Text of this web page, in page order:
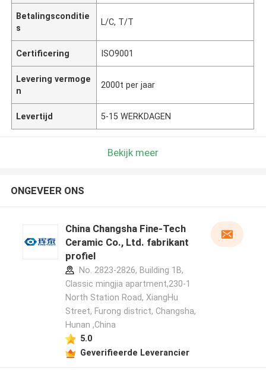
Betalingsconditie
s
L/C, T/T
Certificering ISO9001
Levering vermoge
n
2000t per jaar
Levertijd 5-15 WERKDAGEN
Bekijk meer
ONGEVEER ONS
China Changsha Fine-Tech
Ceramic Co., Ltd. fabrikant
profiel
No. 2823-2826, Building 1B,
Classic mingjia apartment,230-1
North Station Road, XiangHu
Street, Furong district, Changsha,
Hunan ,China
5.0
Geverifieerde Leverancier